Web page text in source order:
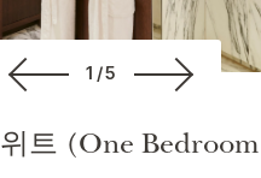
1/5
트 (One